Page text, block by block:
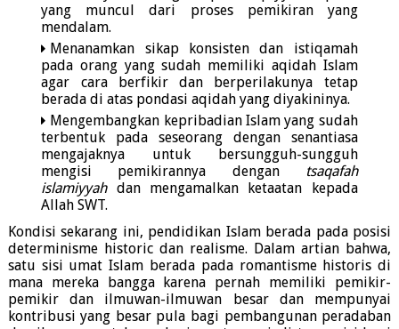
yang muncul dari proses pemikiran yang
mendalam.
Menanamkan sikap konsisten dan istiqamah
pada orang yang sudah memiliki aqidah Islam
agar cara berfikir dan berperilakunya tetap
berada di atas pondasi aqidah yang diyakininya.
Mengembangkan kepribadian Islam yang sudah
terbentuk pada seseorang dengan senantiasa
mengajaknya untuk bersungguh-sungguh
mengisi pemikirannya dengan
tsaqafah
islamiyyah dan mengamalkan ketaatan kepada
Allah SWT.
Kondisi sekarang ini, pendidikan Islam berada pada posisi
determinisme historic dan realisme. Dalam artian bahwa,
satu sisi umat Islam berada pada romantisme historis di
mana mereka bangga karena pernah memiliki pemikir-
pemikir dan ilmuwan-ilmuwan besar dan mempunyai
kontribusi yang besar pula bagi pembangunan peradaban